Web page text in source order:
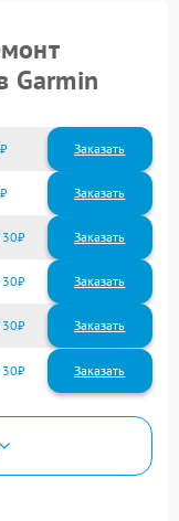
Garmin
Заказать
Заказать